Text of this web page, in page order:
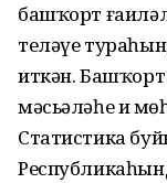
башҡорт
теләүе
иткән. Башҡорт
мәсьәләһе иң
Статистика